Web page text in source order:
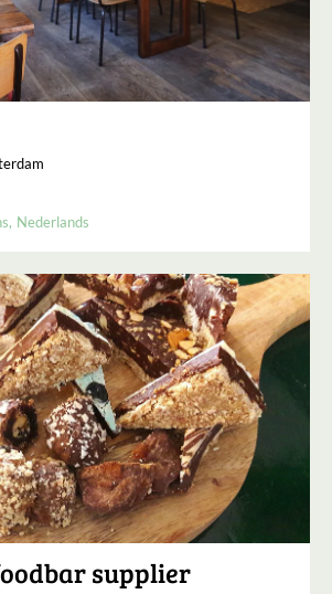
Nederlands
supplier